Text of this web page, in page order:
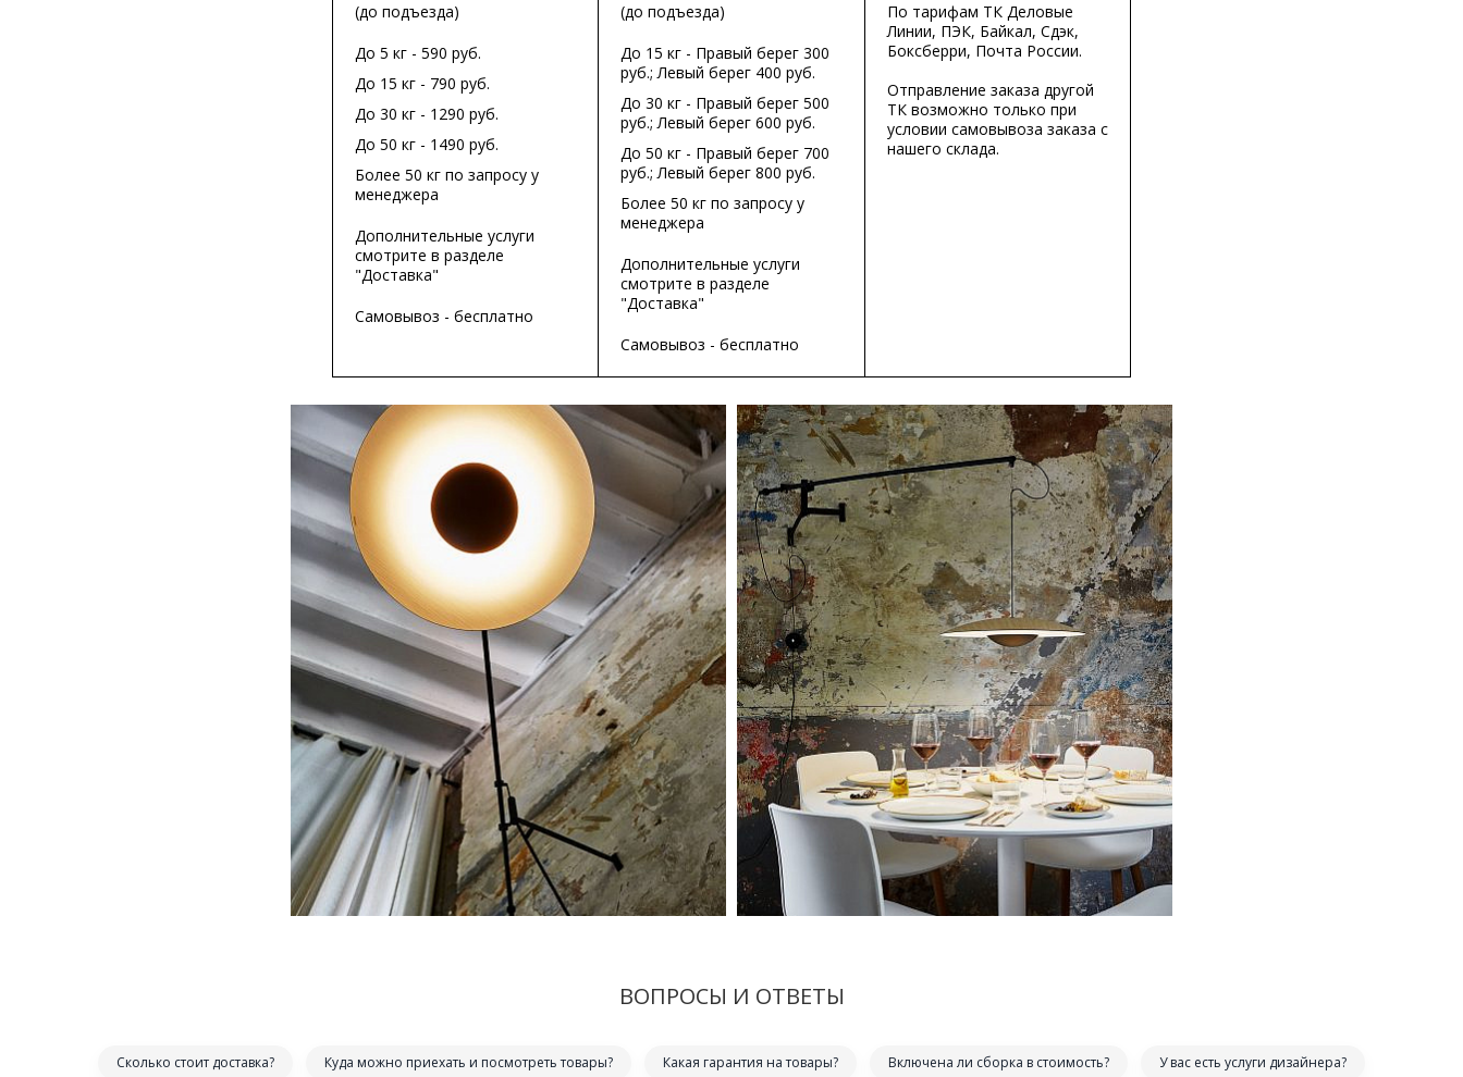
(до подъезда)
До 5 кг - 590 руб.
До 15 кг - 790 руб.
До 30 кг - 1290 руб.
До 50 кг - 1490 руб.
Более 50 кг по запросу у
менеджера
Дополнительные услуги
смотрите в разделе
"Доставка"
Самовывоз - бесплатно
(до подъезда)
До 15 кг - Правый берег 300
руб.; Левый берег 400 руб.
До 30 кг - Правый берег 500
руб.; Левый берег 600 руб.
До 50 кг - Правый берег 700
руб.; Левый берег 800 руб.
Более 50 кг по запросу у
менеджера
Дополнительные услуги
смотрите в разделе
"Доставка"
Самовывоз - бесплатно
По тарифам ТК Деловые
Линии, ПЭК, Байкал, Сдэк,
Боксберри, Почта России.
Отправление заказа другой
ТК возможно только при
условии самовывоза заказа с
нашего склада.
ВОПРОСЫ И ОТВЕТЫ
Сколько стоит доставка? Куда можно приехать и посмотреть товары? Какая гарантия на товары? Включена ли сборка в стоимость? У вас есть услуги дизайнера?